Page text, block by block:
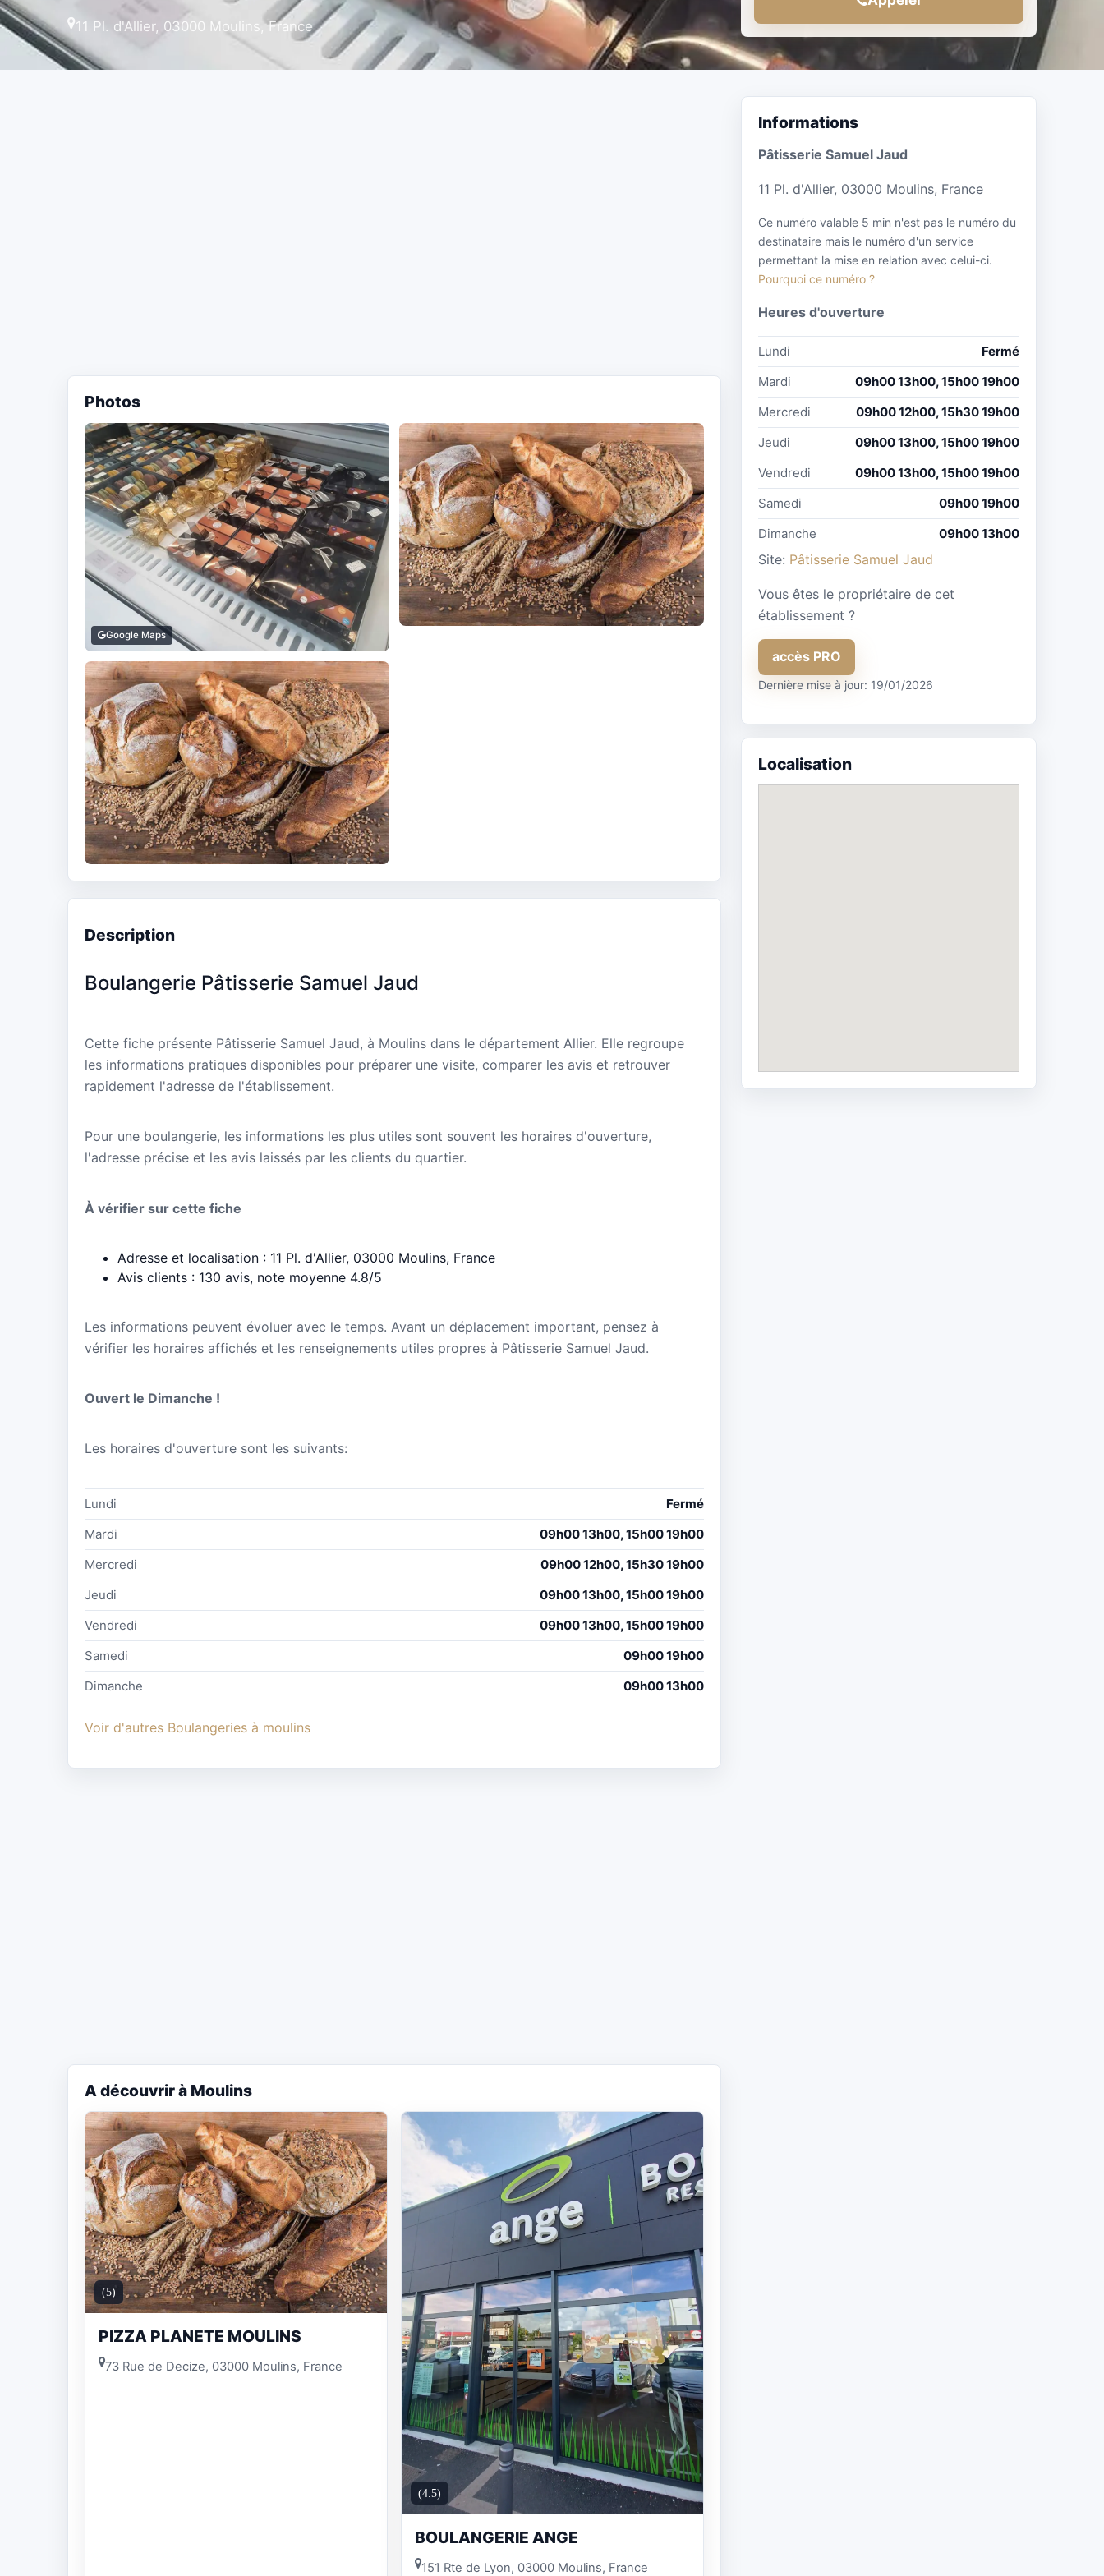
11 Pl. d'Allier, 03000 Moulins, France
Photos
Google Maps
Description
Boulangerie Pâtisserie Samuel Jaud
Cette fiche présente Pâtisserie Samuel Jaud, à Moulins dans le département Allier. Elle regroupe
les informations pratiques disponibles pour préparer une visite, comparer les avis et retrouver
rapidement l'adresse de l'établissement.
Pour une boulangerie, les informations les plus utiles sont souvent les horaires d'ouverture,
l'adresse précise et les avis laissés par les clients du quartier.
À vérifier sur cette fiche
Adresse et localisation : 11 Pl. d'Allier, 03000 Moulins, France
Avis clients : 130 avis, note moyenne 4.8/5
Les informations peuvent évoluer avec le temps. Avant un déplacement important, pensez à
vérifier les horaires affichés et les renseignements utiles propres à Pâtisserie Samuel Jaud.
Ouvert le Dimanche !
Les horaires d'ouverture sont les suivants:
Lundi
Fermé
Mardi
09h00 13h00, 15h00 19h00
Mercredi
09h00 12h00, 15h30 19h00
Jeudi
09h00 13h00, 15h00 19h00
Vendredi
09h00 13h00, 15h00 19h00
Samedi
09h00 19h00
Dimanche
09h00 13h00
Voir d'autres Boulangeries à moulins
A découvrir à Moulins
(5)
PIZZA PLANETE MOULINS
73 Rue de Decize, 03000 Moulins, France
(4.5)
BOULANGERIE ANGE
151 Rte de Lyon, 03000 Moulins, France
Informations
Pâtisserie Samuel Jaud
11 Pl. d'Allier, 03000 Moulins, France
Ce numéro valable 5 min n'est pas le numéro du
destinataire mais le numéro d'un service
permettant la mise en relation avec celui-ci.
Pourquoi ce numéro ?
Heures d'ouverture
Lundi
Fermé
Mardi
09h00 13h00, 15h00 19h00
Mercredi
09h00 12h00, 15h30 19h00
Jeudi
09h00 13h00, 15h00 19h00
Vendredi
09h00 13h00, 15h00 19h00
Samedi
09h00 19h00
Dimanche
09h00 13h00
Site: Pâtisserie Samuel Jaud
Vous êtes le propriétaire de cet
établissement ?
accès PRO
Dernière mise à jour: 19/01/2026
Localisation